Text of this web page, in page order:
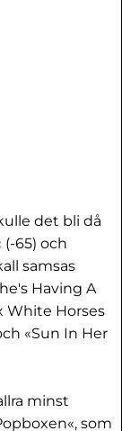
det bli då
(-65) och
samsas
Having A
White Horses
«Sun In Her
minst
som